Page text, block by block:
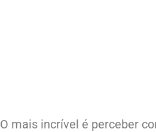
O mais incrível é perceber